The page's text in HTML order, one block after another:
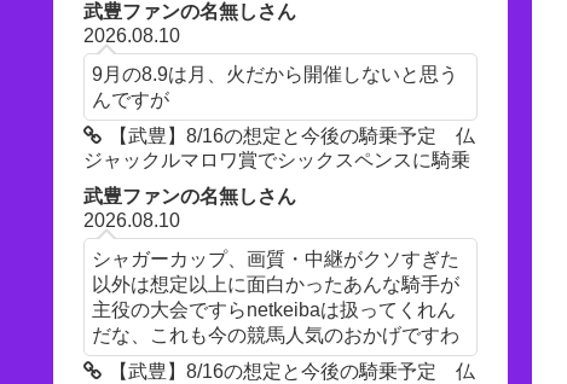
武豊ファンの名無しさん
2026.08.10
9月の8.9は月、火だから開催しないと思う
んですが
【武豊】8/16の想定と今後の騎乗予定 仏
ジャックルマロワ賞でシックスペンスに騎乗
武豊ファンの名無しさん
2026.08.10
シャガーカップ、画質・中継がクソすぎた
以外は想定以上に面白かったあんな騎手が
主役の大会ですらnetkeibaは扱ってくれん
だな、これも今の競馬人気のおかげですわ
【武豊】8/16の想定と今後の騎乗予定 仏